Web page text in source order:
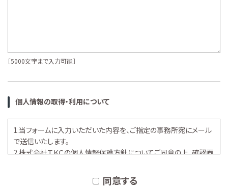
［5000文字まで入力可能］
個人情報の取得・利用について
1.当フォームに入力いただいた内容を、ご指定の事務所宛にメール
で送信いたします。
2.株式会社ＴＫＣの個人情報保護方針についてご同意の上、確認画
同意する